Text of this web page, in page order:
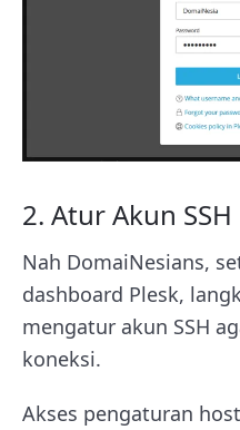
2. Atur Akun SSH
Nah DomaiNesians,
dashboard Plesk,
mengatur akun SSH
koneksi.
Akses pengaturan